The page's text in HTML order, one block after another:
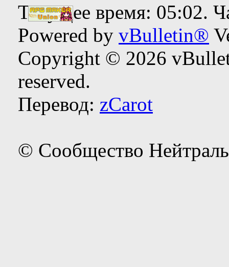
Текущее время: 05:02.
Powered by vBulletin®
Copyright © 2026
reserved.
Перевод: zCarot
© Сообщество